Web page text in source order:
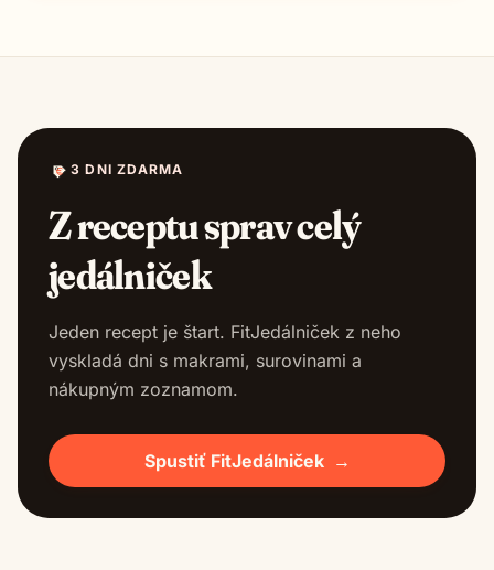
3 DNI ZDARMA
Z receptu sprav celý
jedálniček
Jeden recept je štart. FitJedálniček z neho
vyskladá dni s makrami, surovinami a
nákupným zoznamom.
Spustiť FitJedálniček →